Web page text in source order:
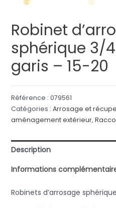
Robinet
sphérique 3/4
garis – 15-20
Référence : 079561
Catégories : Arrosage et
aménagement extérieur,
Description
Informations
Robinets d’arrosage